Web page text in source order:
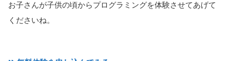
お子さんが子供の頃からプログラミングを体験させてあげて
くださいね。